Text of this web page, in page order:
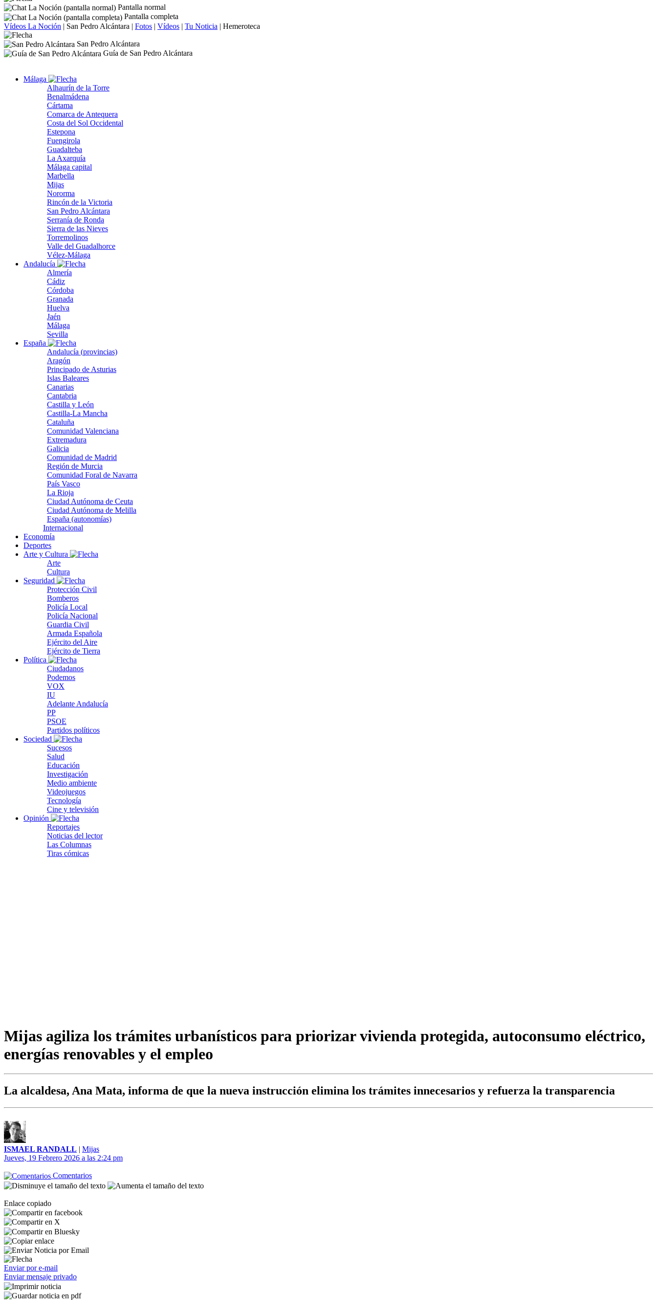
Pantalla normal
Pantalla completa
Vídeos La Noción | San Pedro Alcántara | Fotos | Vídeos | Tu Noticia | Hemeroteca
San Pedro Alcántara
Guía de San Pedro Alcántara
Málaga
Alhaurín de la Torre
Benalmádena
Cártama
Comarca de Antequera
Costa del Sol Occidental
Estepona
Fuengirola
Guadalteba
La Axarquía
Málaga capital
Marbella
Mijas
Nororma
Rincón de la Victoria
San Pedro Alcántara
Serranía de Ronda
Sierra de las Nieves
Torremolinos
Valle del Guadalhorce
Vélez-Málaga
Andalucía
Almería
Cádiz
Córdoba
Granada
Huelva
Jaén
Málaga
Sevilla
España
Andalucía (provincias)
Aragón
Principado de Asturias
Islas Baleares
Canarias
Cantabria
Castilla y León
Castilla-La Mancha
Cataluña
Comunidad Valenciana
Extremadura
Galicia
Comunidad de Madrid
Región de Murcia
Comunidad Foral de Navarra
País Vasco
La Rioja
Ciudad Autónoma de Ceuta
Ciudad Autónoma de Melilla
España (autonomías)
Internacional
Economía
Deportes
Arte y Cultura
Arte
Cultura
Seguridad
Protección Civil
Bomberos
Policía Local
Policía Nacional
Guardia Civil
Armada Española
Ejército del Aire
Ejército de Tierra
Política
Ciudadanos
Podemos
VOX
IU
Adelante Andalucía
PP
PSOE
Partidos políticos
Sociedad
Sucesos
Salud
Educación
Investigación
Medio ambiente
Videojuegos
Tecnología
Cine y televisión
Opinión
Reportajes
Noticias del lector
Las Columnas
Tiras cómicas
Mijas agiliza los trámites urbanísticos para priorizar vivienda protegida, autoconsumo eléctrico,
energías renovables y el empleo
La alcaldesa, Ana Mata, informa de que la nueva instrucción elimina los trámites innecesarios y refuerza la transparencia
ISMAEL RANDALL | Mijas
Jueves, 19 Febrero 2026 a las 2:24 pm
Comentarios
Enlace copiado
Enviar por e-mail
Enviar mensaje privado